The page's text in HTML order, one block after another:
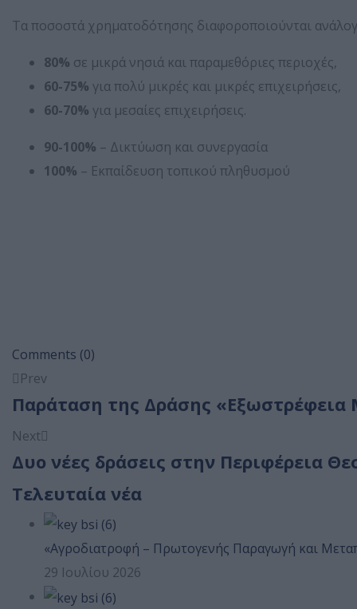
Τα ποσοστά χρηματοδότησης διαφοροποιούνται
80% σε μικρά νησιά και παραμεθόριες περιοχές,
60-75% για πολύ μικρές και μικρές επιχειρήσεις,
60-70% για μεσαίες επιχειρήσεις.
90-100% – Δικτύωση και συνεργασία
100% – Εκπαίδευση τοπικού πληθυσμού
Comments (0)
Prev
Παράταση της Δράσης «Εξωστρέφεια
Next
Δυο νέες δράσεις στην Περιφέρεια
Τελευταία νέα
«Αγροδιατροφή – Πρωτογενής Παραγωγή και
29 Ιουλίου 2026